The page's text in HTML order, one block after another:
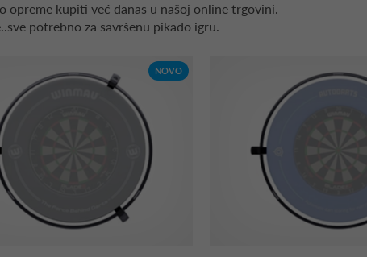
opreme kupiti već danas u našoj online trgovini.
potrebno za savršenu pikado igru.
NOVO